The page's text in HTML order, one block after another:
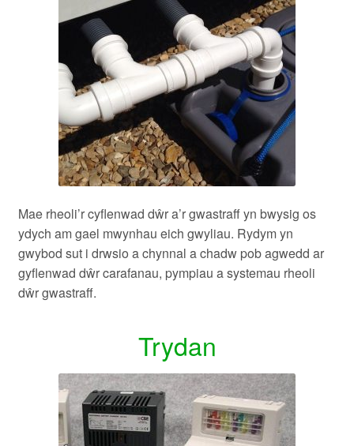
Mae rheoli’r cyflenwad dŵr a’r gwastraff yn bwysig os
ydych am gael mwynhau eich gwyliau. Rydym yn
gwybod sut i drwsio a chynnal a chadw pob agwedd ar
gyflenwad dŵr carafanau, pympiau a systemau rheoli
dŵr gwastraff.
Trydan